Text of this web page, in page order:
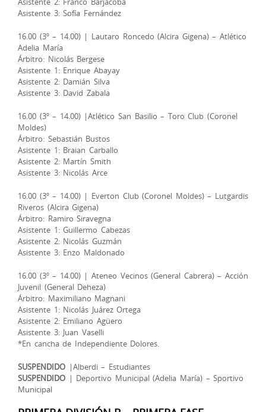
Asistente 3: Sofía Fernández
16.00 (3º – 14.00) | Lautaro Roncedo (Alcira Gigena) – Atlético
Adelia María
Árbitro: Nicolás Bergese
Asistente 1: Enrique Abayay
Asistente 2: Damián Silva
Asistente 3: David Zabala
16.00 (3º – 14.00) |Atlético San Basilio – Toro Club (Coronel
Moldes)
Árbitro: Sebastián Bustos
Asistente 1: Braian Carballo
Asistente 2: Martín Smith
Asistente 3: Nicolás Arce
16.00 (3º – 14.00) | Everton Club (Coronel Moldes) – Lutgardis
Riveros (Alcira Gigena)
Árbitro: Ramiro Siravegna
Asistente 1: Guillermo Cabezas
Asistente 2: Nicolás Guzmán
Asistente 3: Enzo Maldonado
16.00 (3º – 14.00) | Ateneo Vecinos (General Cabrera) – Acción
Juvenil (General Deheza)
Árbitro: Maximiliano Magnani
Asistente 1: Nicolás Juárez Ortega
Asistente 2: Emiliano Agüero
Asistente 3: Juan Vaselli
*En cancha de Independiente Dolores.
SUSPENDIDO |Alberdi – Estudiantes
SUSPENDIDO | Deportivo Municipal (Adelia María) – Sportivo
Municipal